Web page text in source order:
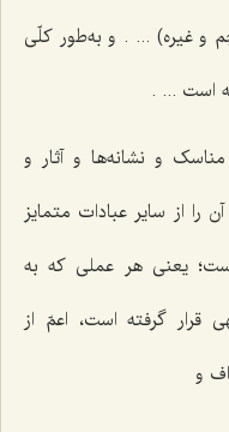
و غیره) ... . و به‌طور کلّی
است ... .
و نشانه‌ها و آثار و
از سایر عبادات متمایز
یعنی هر عملی که به
قرار گرفته است، اعمّ از
و